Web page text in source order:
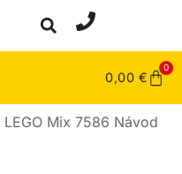
0,00 €
0
LEGO Mix 7586 Návod